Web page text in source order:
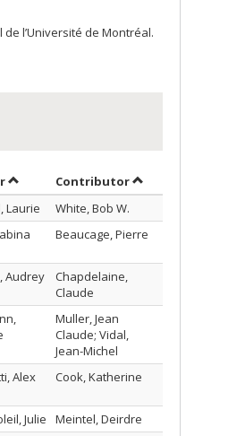
l’Université de Montréal.
Sort by author in descending order
Contributorby contributor in
Laurie
White, Bob W.
Beaucage, Pierre
Audrey
Chapdelaine,
Claude
Muller, Jean
Claude; Vidal,
Jean-Michel
Alex Cook, Katherine
Julie
Meintel, Deirdre